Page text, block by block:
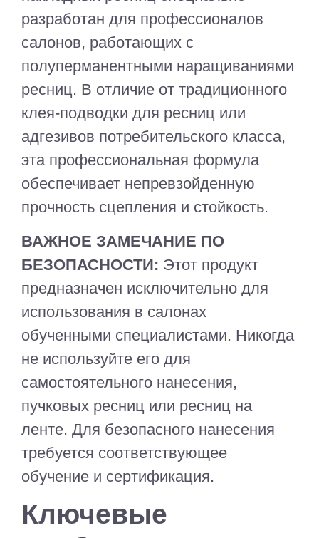
разработан для профессионалов
салонов, работающих с
полуперманентными наращиваниями
ресниц. В отличие от традиционного
клея-подводки для ресниц или
адгезивов потребительского класса,
эта профессиональная формула
обеспечивает непревзойденную
прочность сцепления и стойкость.
ВАЖНОЕ ЗАМЕЧАНИЕ ПО
БЕЗОПАСНОСТИ: Этот продукт
предназначен исключительно для
использования в салонах
обученными специалистами. Никогда
не используйте его для
самостоятельного нанесения,
пучковых ресниц или ресниц на
ленте. Для безопасного нанесения
требуется соответствующее
обучение и сертификация.
Ключевые